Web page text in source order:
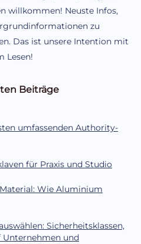
willkommen! Neuste Infos,
zu
Das ist unsere Intention mit
Lesen!
Beiträge
umfassenden Authority-
für Praxis und Studio
Wie Aluminium
Sicherheitsklassen,
Unternehmen und